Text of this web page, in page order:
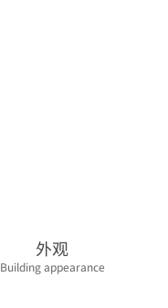
外观
Building appearance